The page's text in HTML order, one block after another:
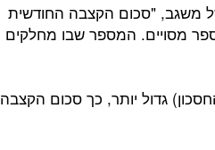
משגב, "סכום הקצבה החודשית
מסויים. המספר שבו מחלקים
גדול יותר, כך סכום הקצבה